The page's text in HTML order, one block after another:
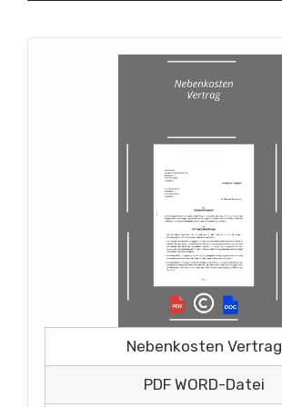
Nebenkosten Vertrag
PDF WORD-Datei